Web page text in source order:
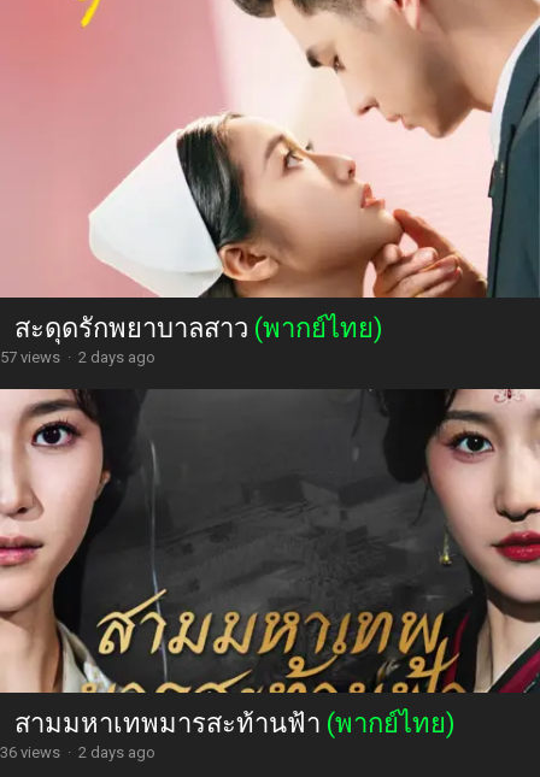
สะดุดรักพยาบาลสาว (พากย์ไทย)
57 views · 2 days ago
สามมหาเทพมารสะท้านฟ้า (พากย์ไทย)
36 views · 2 days ago